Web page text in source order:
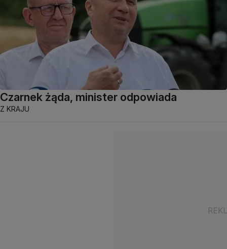
Czarnek żąda, minister odpowiada
Z KRAJU